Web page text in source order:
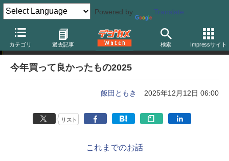
Powered by Translate
カテゴリ 過去記事 検索 Impressサイト
カメラバカにつける薬 in デジカメ Watch
今年買って良かったもの2025
飯田ともき 2025年12月12日 06:00
リスト
これまでのお話